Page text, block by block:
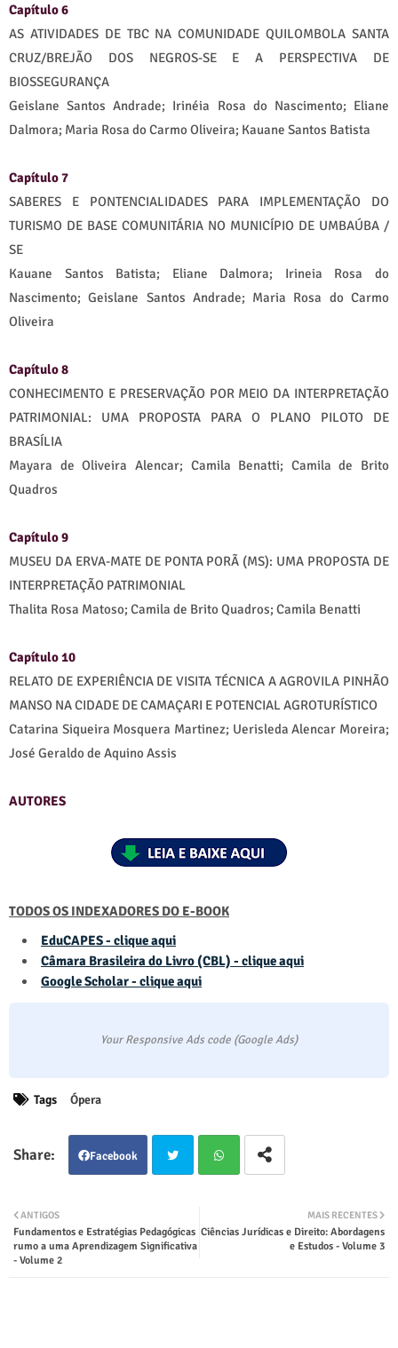
Capítulo 6
AS ATIVIDADES DE TBC NA COMUNIDADE QUILOMBOLA SANTA
CRUZ/BREJÃO DOS NEGROS-SE E A PERSPECTIVA DE
BIOSSEGURANÇA
Geislane Santos Andrade; Irinéia Rosa do Nascimento; Eliane
Dalmora; Maria Rosa do Carmo Oliveira; Kauane Santos Batista
Capítulo 7
SABERES E PONTENCIALIDADES PARA IMPLEMENTAÇÃO DO
TURISMO DE BASE COMUNITÁRIA NO MUNICÍPIO DE UMBAÚBA /
SE
Kauane Santos Batista; Eliane Dalmora; Irineia Rosa do
Nascimento; Geislane Santos Andrade; Maria Rosa do Carmo
Oliveira
Capítulo 8
CONHECIMENTO E PRESERVAÇÃO POR MEIO DA INTERPRETAÇÃO
PATRIMONIAL: UMA PROPOSTA PARA O PLANO PILOTO DE
BRASÍLIA
Mayara de Oliveira Alencar; Camila Benatti; Camila de Brito
Quadros
Capítulo 9
MUSEU DA ERVA-MATE DE PONTA PORÃ (MS): UMA PROPOSTA DE
INTERPRETAÇÃO PATRIMONIAL
Thalita Rosa Matoso; Camila de Brito Quadros; Camila Benatti
Capítulo 10
RELATO DE EXPERIÊNCIA DE VISITA TÉCNICA A AGROVILA PINHÃO
MANSO NA CIDADE DE CAMAÇARI E POTENCIAL AGROTURÍSTICO
Catarina Siqueira Mosquera Martinez; Uerisleda Alencar Moreira;
José Geraldo de Aquino Assis
AUTORES
TODOS OS INDEXADORES DO E-BOOK
EduCAPES - clique aqui
Câmara Brasileira do Livro (CBL) - clique aqui
Google Scholar - clique aqui
Your Responsive Ads code (Google Ads)
Tags Ópera
Facebook
ter tsap
MAIS RECENTES
Ciências Jurídicas e Direito: Abordagens
e Estudos - Volume 3
ANTIGOS
Fundamentos e Estratégias Pedagógicas
rumo a uma Aprendizagem Significativa
- Volume 2